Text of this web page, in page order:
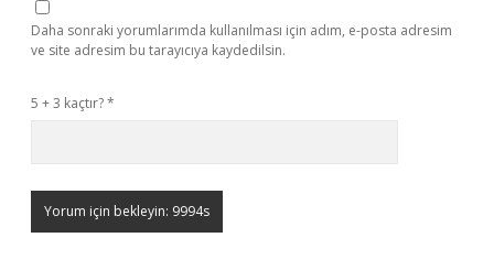
Daha sonraki yorumlarımda kullanılması için adım, e-posta adresim
ve site adresim bu tarayıcıya kaydedilsin.
5 + 3 kaçtır?*